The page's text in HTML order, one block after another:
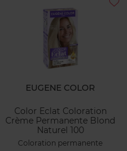
EUGENE COLOR
Color Eclat Coloration
Crème Permanente Blond
Naturel 100
Coloration permanente